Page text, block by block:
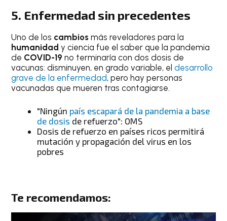
5. Enfermedad sin precedentes
Uno de los cambios más reveladores para la
humanidad y ciencia fue el saber que la pandemia
de COVID-19 no terminaría con dos dosis de
vacunas: disminuyen, en grado variable, eldesarrollo
grave de la enfermedad, pero hay personas
vacunadas que mueren tras contagiarse.
"Ningún país escapará de la pandemia a base
de dosis de refuerzo": OMS
Dosis de refuerzo en países ricos permitirá
mutación y propagación del virus en los
pobres
Te recomendamos: